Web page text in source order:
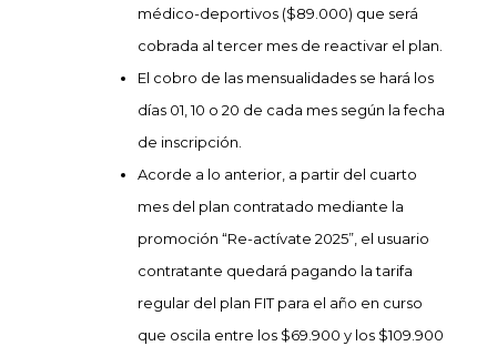
médico-deportivos ($89.000) que será
cobrada al tercer mes de reactivar el plan.
El cobro de las mensualidades se hará los
días 01, 10 o 20 de cada mes según la fecha
de inscripción.
Acorde a lo anterior, a partir del cuarto
mes del plan contratado mediante la
promoción “Re-actívate 2025”, el usuario
contratante quedará pagando la tarifa
regular del plan FIT para el año en curso
que oscila entre los $69.900 y los $109.900